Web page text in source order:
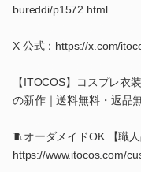
bureddi/p1572.html
X 公式：https://x.com/
【ITOCOS】コスプレ衣
の新作｜送料無料・返品
🧵オーダメイドOK.【職人
https://www.itocos.com/